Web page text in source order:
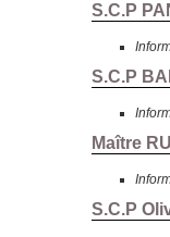
S.C.P
S.C.P
Maître
S.C.P